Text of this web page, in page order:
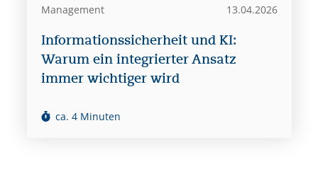
Management 13.04.2026
Informationssicherheit und KI:
Warum ein integrierter Ansatz
immer wichtiger wird
ca. 4 Minuten